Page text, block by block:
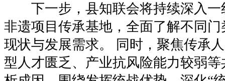
下一步，县知联会将持续深入一
非遗项目传承基地，全面了解不同
现状与发展需求。 同时，聚焦传承
型人才匮乏、产业抗风险能力较弱